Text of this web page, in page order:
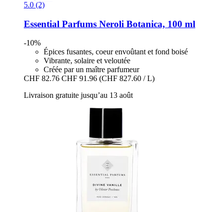
5.0 (2)
Essential Parfums Neroli Botanica, 100 ml
-10%
Épices fusantes, coeur envoûtant et fond boisé
Vibrante, solaire et veloutée
Créée par un maître parfumeur
CHF 82.76 CHF 91.96 (CHF 827.60 / L)
Livraison gratuite jusqu’au 13 août